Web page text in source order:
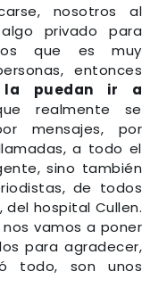
nosotros al
privado para
que es muy
entonces
la puedan ir a
realmente se
mensajes, por
a todo el
sino también
de todos
hospital Cullen.
vamos a poner
para agradecer,
todo, son unos